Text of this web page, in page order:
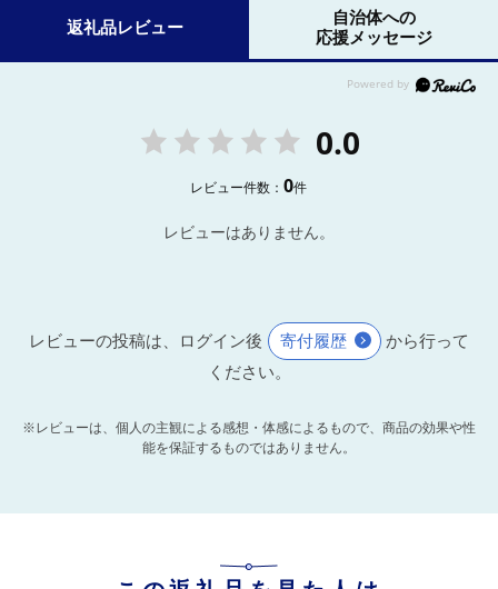
返礼品レビュー
自治体への
応援メッセージ
0.0
レビュー件数：0件
レビューはありません。
レビューの投稿は、ログイン後 寄付履歴
から行って
ください。
※レビューは、個人の主観による感想・体感によるもので、商品の効果や性
能を保証するものではありません。